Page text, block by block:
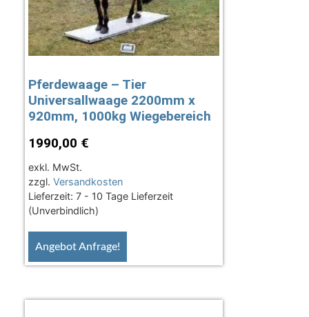
Pferdewaage – Tier
Universallwaage 2200mm x
920mm, 1000kg Wiegebereich
1990,00 €
exkl. MwSt.
zzgl. Versandkosten
Lieferzeit: 7 - 10 Tage Lieferzeit
(Unverbindlich)
Angebot Anfrage!